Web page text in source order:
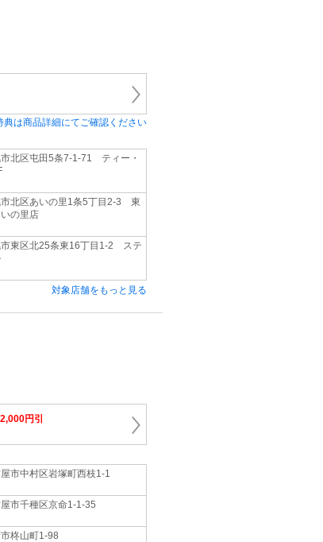
典は商品詳細にてご確認ください
北区屯田5条7-1-71 ティー・
市北区あいの里1条5丁目2-3 東
の里店
市東区北25条東16丁目1-2 ステ
対象店舗をもっと見る
2,000円引
市中村区岩塚町西枝1‐1
市千種区京命1‐1‐35
柊山町1‐98